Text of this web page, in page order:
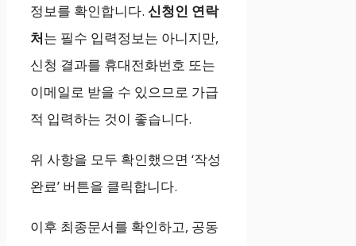
정보를 확인합니다. 신청인 연락
처는 필수 입력정보는 아니지만,
신청 결과를 휴대전화번호 또는
이메일로 받을 수 있으므로 가급
적 입력하는 것이 좋습니다.
위 사항을 모두 확인했으면 ‘작성
완료’ 버튼을 클릭합니다.
이후 최종문서를 확인하고, 공동